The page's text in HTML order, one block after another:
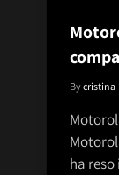
Bycristina
ha